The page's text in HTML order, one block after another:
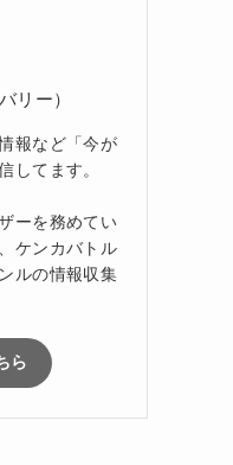
リー）
報など「今が
してます。
ーを務めてい
ケンカバトル
ルの情報収集
ら